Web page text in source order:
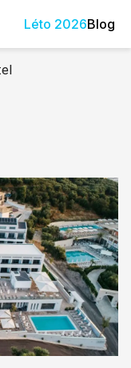
Léto 2026Blog